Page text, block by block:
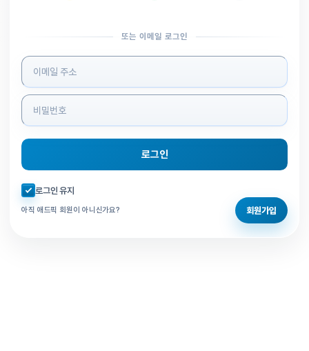
또는 이메일 로그인
로그인 정보 입력
로그인
자동로그인 체크
로그인 유지
아직 애드픽 회원이 아니신가요? 회원가입